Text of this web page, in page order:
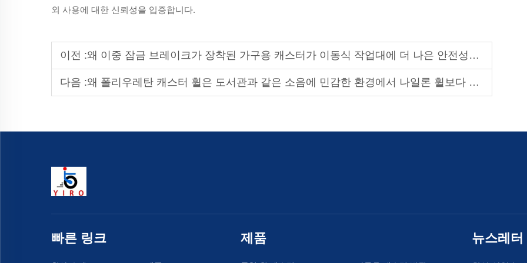
외 사용에 대한 신뢰성을 입증합니다.
이전 :왜 이중 잠금 브레이크가 장착된 가구용 캐스터가 이동식 작업대에 더 나은 안전성을 제공하는가?
다음 :왜 폴리우레탄 캐스터 휠은 도서관과 같은 소음에 민감한 환경에서 나일론 휠보다 성능이 뛰어날까요?
빠른 링크 제품 뉴스레터